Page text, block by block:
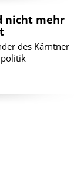
nicht mehr
des Kärntner